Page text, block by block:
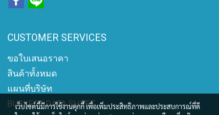
CUSTOMER SERVICES
ขอใบเสนอราคา
สินค้าทั้งหมด
แผนที่บริษัท
BURKERT DATA SHEET
เว็บไซต์นี้มีการใช้งานคุกกี้ เพื่อเพิ่มประสิทธิภาพและประสบการณ์ที่ดี